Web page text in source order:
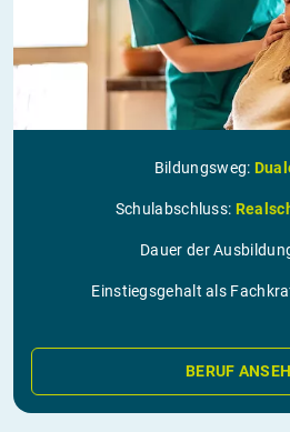
Bildungsweg:
Schulabschluss:
Dauer der
Einstiegsgehalt als
BERUF